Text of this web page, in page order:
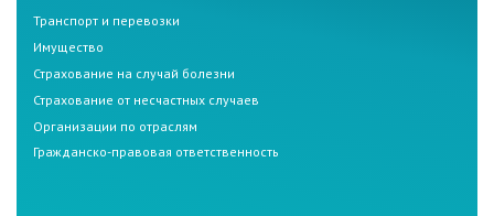
Транспорт и перевозки
Имущество
Страхование на случай болезни
Страхование от несчастных случаев
Организации по отраслям
Гражданско-правовая ответственность